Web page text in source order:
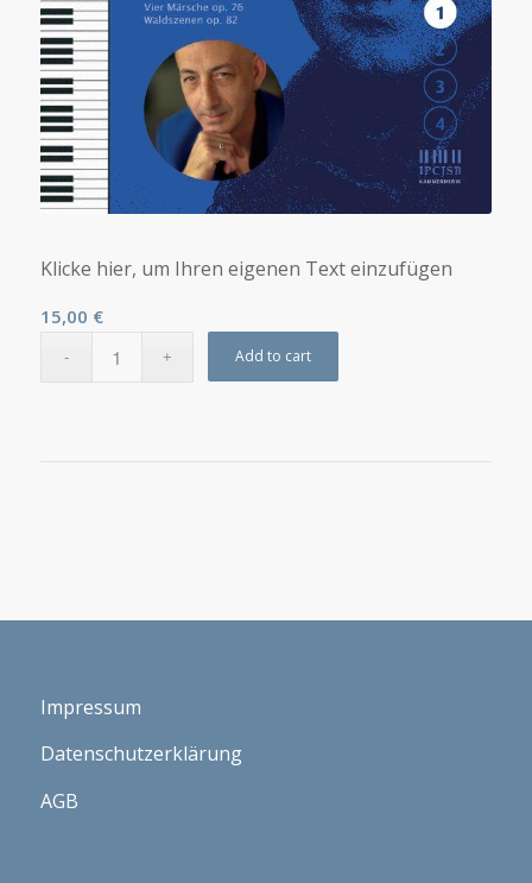
Klicke hier, um Ihren eigenen Text einzufügen
15,00 €
Add to cart
Impressum
Datenschutzerklärung
AGB